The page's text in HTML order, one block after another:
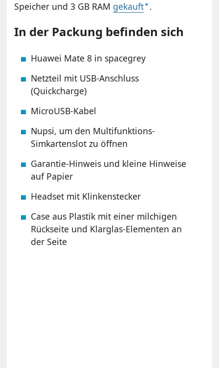
Speicher und 3 GB RAM gekauft .
In der Packung befinden sich
Huawei Mate 8 in spacegrey
Netzteil mit USB-Anschluss
(Quickcharge)
MicroUSB-Kabel
Nupsi, um den Multifunktions-
Simkartenslot zu öffnen
Garantie-Hinweis und kleine Hinweise
auf Papier
Headset mit Klinkenstecker
Case aus Plastik mit einer milchigen
Rückseite und Klarglas-Elementen an
der Seite